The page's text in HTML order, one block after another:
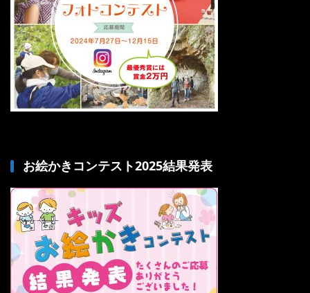
お絵かきコンテスト2025結果発表